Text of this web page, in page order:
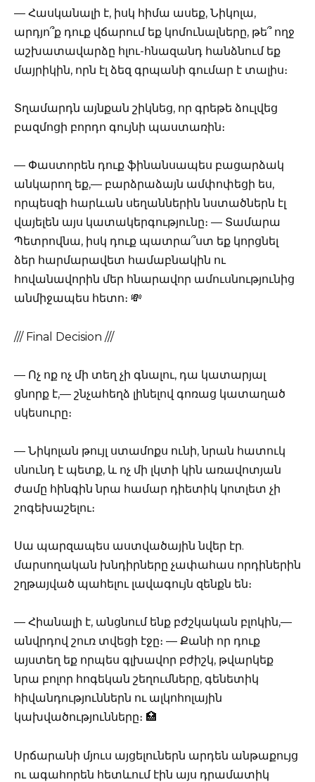
— Հասկանալի է, իսկ հիմա ասեք, Նիկոլա,
արդյո՞ք դուք վճարում եք կոմունալները, թե՞ ողջ
աշխատավարձը հլու-հնազանդ հանձնում եք
մայրիկին, որն էլ ձեզ գրպանի գումար է տալիս։
Տղամարդն այնքան շիկնեց, որ գրեթե ձուլվեց
բազմոցի բորդո գույնի պաստառին։
— Փաստորեն դուք ֆինանսապես բացարձակ
անկարող եք,— բարձրաձայն ամփոփեցի ես,
որպեսզի հարևան սեղաններին նստածներն էլ
վայելեն այս կատակերգությունը։ — Տամարա
Պետրովնա, իսկ դուք պատրա՞ստ եք կորցնել
ձեր հարմարավետ համաբնակին ու
հովանավորին մեր հնարավոր ամուսնությունից
անմիջապես հետո։ 💸
/// Final Decision ///
— Ոչ ոք ոչ մի տեղ չի գնալու, դա կատարյալ
ցնորք է,— շնչահեղձ լինելով գոռաց կատաղած
սկեսուրը։
— Նիկոլան թույլ ստամոքս ունի, նրան հատուկ
սնունդ է պետք, և ոչ մի լկտի կին առավոտյան
ժամը հինգին նրա համար դիետիկ կոտլետ չի
շոգեխաշելու։
Սա պարզապես աստվածային նվեր էր.
մարսողական խնդիրները չափահաս որդիներին
շղթայված պահելու լավագույն զենքն են։
— Հիանալի է, անցնում ենք բժշկական բլոկին,—
անվրդով շուռ տվեցի էջը։ — Քանի որ դուք
այստեղ եք որպես գլխավոր բժիշկ, թվարկեք
նրա բոլոր հոգեկան շեղումները, գենետիկ
հիվանդություններն ու ալկոհոլային
կախվածությունները։ 🏥
Սրճարանի մյուս այցելուներն արդեն անթաքույց
ու ագահորեն հետևում էին այս դրամատիկ